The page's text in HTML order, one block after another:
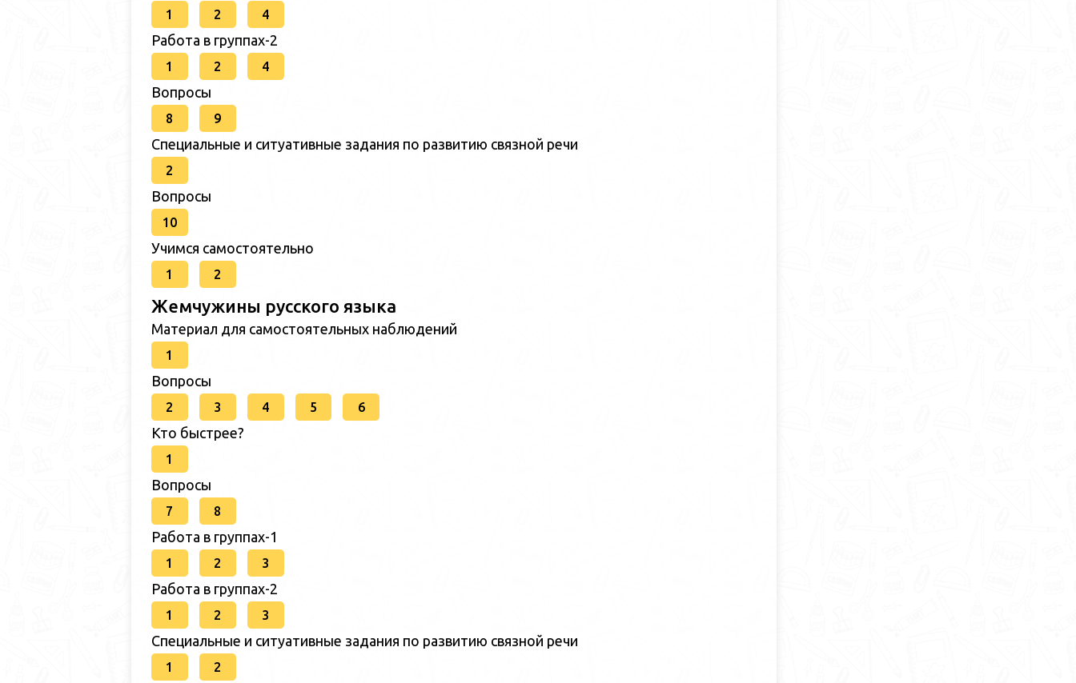
1 2 4
Работа в группах-2
1 2 4
Вопросы
8 9
Специальные и ситуативные задания по развитию связной речи
2
Вопросы
10
Учимся самостоятельно
1 2
Жемчужины русского языка
Материал для самостоятельных наблюдений
1
Вопросы
2 3 4 5 6
Кто быстрее?
1
Вопросы
7 8
Работа в группах-1
1 2 3
Работа в группах-2
1 2 3
Специальные и ситуативные задания по развитию связной речи
1 2